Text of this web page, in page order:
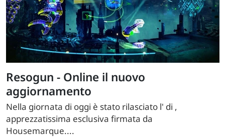
Resogun - Online il nuovo
aggiornamento
Nella giornata di oggi è stato rilasciato l' di ,
apprezzatissima esclusiva firmata da
Housemarque....